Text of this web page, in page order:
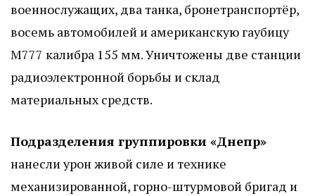
военнослужащих, два танка, бронетранспортёр,
восемь автомобилей и американскую гаубицу
М777 калибра 155 мм. Уничтожены две станции
радиоэлектронной борьбы и склад
материальных средств.
Подразделения группировки «Днепр»
нанесли урон живой силе и технике
механизированной, горно-штурмовой бригад и